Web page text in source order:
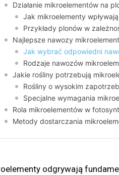
Działanie mikroelementów na
Jak mikroelementy
Przykłady plonów w
Najlepsze nawozy
Jak wybrać odpowiedni
Rodzaje nawozów
Jakie rośliny potrzebują
Rośliny o wysokim
Specjalne wymagania
Rola mikroelementów w
Metody dostarczania
odgrywają